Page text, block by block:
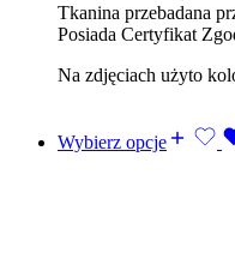
Tkanina przebadana
Posiada Certyfikat
Na zdjęciach użyto
Wybierz opcje